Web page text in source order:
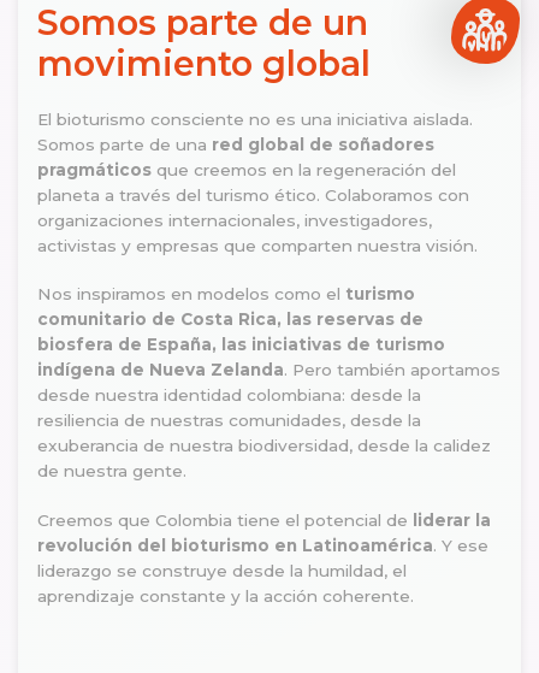
Somos parte de un
movimiento global
El bioturismo consciente no es una iniciativa aislada.
Somos parte de una red global de soñadores
pragmáticos que creemos en la regeneración del
planeta a través del turismo ético. Colaboramos con
organizaciones internacionales, investigadores,
activistas y empresas que comparten nuestra visión.
Nos inspiramos en modelos como el turismo
comunitario de Costa Rica, las reservas de
biosfera de España, las iniciativas de turismo
indígena de Nueva Zelanda. Pero también aportamos
desde nuestra identidad colombiana: desde la
resiliencia de nuestras comunidades, desde la
exuberancia de nuestra biodiversidad, desde la calidez
de nuestra gente.
Creemos que Colombia tiene el potencial de liderar la
revolución del bioturismo en Latinoamérica. Y ese
liderazgo se construye desde la humildad, el
aprendizaje constante y la acción coherente.